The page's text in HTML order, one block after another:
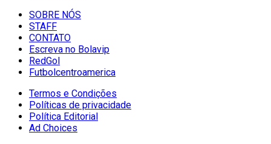
SOBRE NÓS
STAFF
CONTATO
Escreva no Bolavip
RedGol
Futbolcentroamerica
Termos e Condições
Políticas de privacidade
Política Editorial
Ad Choices